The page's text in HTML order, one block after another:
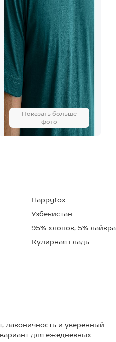
Показать больше
фото
Happyfox
Узбекистан
95% хлопок, 5% лайкра
Кулирная гладь
лаконичность и уверенный
для ежедневных